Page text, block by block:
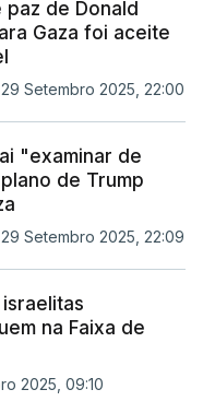
paz de Donald
Gaza foi aceite
Setembro 2025, 22:00
"examinar de
de Trump
Setembro 2025, 22:09
na Faixa de
2025, 09:10